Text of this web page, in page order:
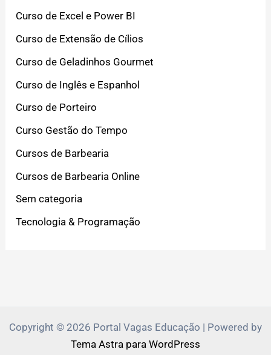
Curso de Excel e Power BI
Curso de Extensão de Cílios
Curso de Geladinhos Gourmet
Curso de Inglês e Espanhol
Curso de Porteiro
Curso Gestão do Tempo
Cursos de Barbearia
Cursos de Barbearia Online
Sem categoria
Tecnologia & Programação
Copyright © 2026 Portal Vagas Educação | Powered by
Tema Astra para WordPress